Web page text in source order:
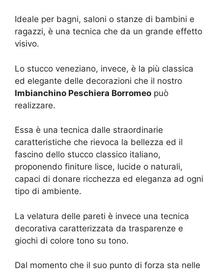
Ideale per bagni, saloni o stanze di bambini e
ragazzi, è una tecnica che da un grande effetto
visivo.
Lo stucco veneziano, invece, è la più classica
ed elegante delle decorazioni che il nostro
Imbianchino Peschiera Borromeo può
realizzare.
Essa è una tecnica dalle straordinarie
caratteristiche che rievoca la bellezza ed il
fascino dello stucco classico italiano,
proponendo finiture lisce, lucide o naturali,
capaci di donare ricchezza ed eleganza ad ogni
tipo di ambiente.
La velatura delle pareti è invece una tecnica
decorativa caratterizzata da trasparenze e
giochi di colore tono su tono.
Dal momento che il suo punto di forza sta nelle